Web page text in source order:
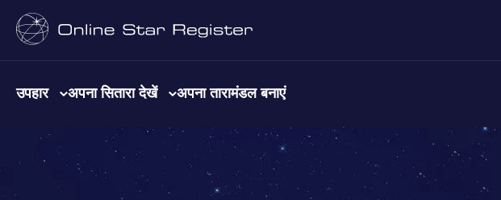
उपहार अपना सितारा देखें अपना तारामंडल बनाएं